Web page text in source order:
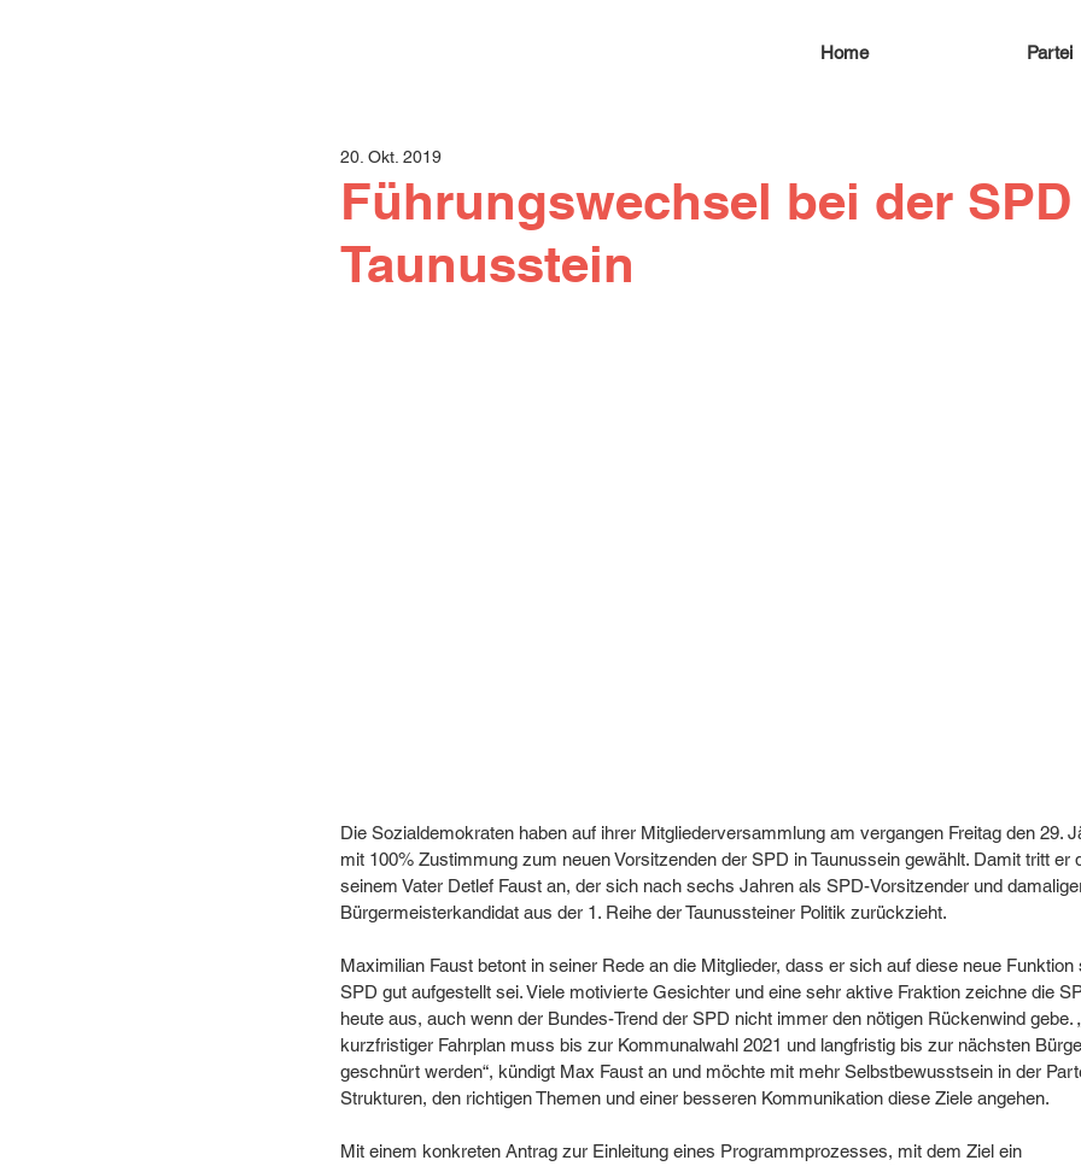
Home Partei
Führungswechsel bei der SPD
Taunusstein
20. Okt. 2019
Die Sozialdemokraten haben auf ihrer Mitgliederversammlung am vergangen Freitag den 29.
mit 100% Zustimmung zum neuen Vorsitzenden der SPD in Taunussein gewählt. Damit tritt
seinem Vater Detlef Faust an, der sich nach sechs Jahren als SPD-Vorsitzender und
Bürgermeisterkandidat aus der 1. Reihe der Taunussteiner Politik zurückzieht.
Maximilian Faust betont in seiner Rede an die Mitglieder, dass er sich auf diese neue
SPD gut aufgestellt sei. Viele motivierte Gesichter und eine sehr aktive Fraktion zeichne die
heute aus, auch wenn der Bundes-Trend der SPD nicht immer den nötigen Rückenwind gebe.
kurzfristiger Fahrplan muss bis zur Kommunalwahl 2021 und langfristig bis zur nächsten
geschnürt werden“, kündigt Max Faust an und möchte mit mehr Selbstbewusstsein in der
Strukturen, den richtigen Themen und einer besseren Kommunikation diese Ziele angehen.
Mit einem konkreten Antrag zur Einleitung eines Programmprozesses, mit dem Ziel ein